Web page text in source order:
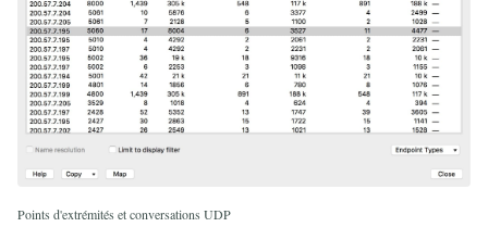
Points d'extrémités et conversations UDP